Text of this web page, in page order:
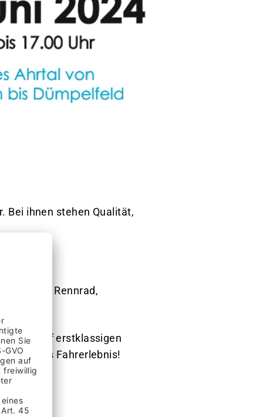
Bei ihnen stehen Qualität,
Rennrad,
auf erstklassigen
Fahrerlebnis!